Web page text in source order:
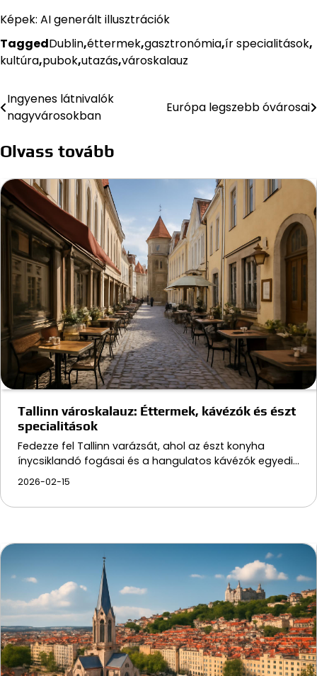
Képek: AI generált illusztrációk
TaggedDublin,éttermek,gasztronómia,ír specialitások,
kultúra,pubok,utazás,városkalauz
Bejegyzés
navigáció
Ingyenes látnivalók
nagyvárosokban
Európa legszebb óvárosai
Olvass tovább
Tallinn városkalauz: Éttermek, kávézók és észt
specialitások
Fedezze fel Tallinn varázsát, ahol az észt konyha
ínycsiklandó fogásai és a hangulatos kávézók egyedi…
2026-02-15